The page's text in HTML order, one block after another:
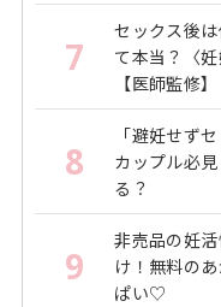
7
セックス後
て本当？〈
【医師監修】
8
「避妊せず
カップル必
る？
9
非売品の妊
け！無料の
ぱい♡